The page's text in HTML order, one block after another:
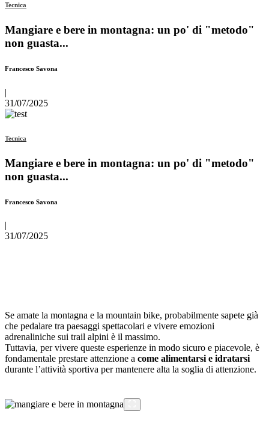
Tecnica
Mangiare e bere in montagna: un po' di "metodo"
non guasta...
Francesco Savona
|
31/07/2025
Tecnica
Mangiare e bere in montagna: un po' di "metodo"
non guasta...
Francesco Savona
31/07/2025
Se amate la montagna e la mountain bike, probabilmente sapete già
che pedalare tra paesaggi spettacolari e vivere emozioni
adrenaliniche sui trail alpini è il massimo.
Tuttavia, per vivere queste esperienze in modo sicuro e piacevole, è
fondamentale prestare attenzione a come alimentarsi e idratarsi
durante l’attività sportiva per mantenere alta la soglia di attenzione.